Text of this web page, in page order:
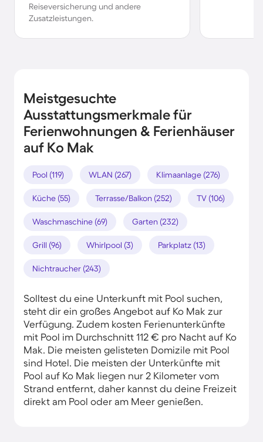
Reiseversicherung und andere
Zusatzleistungen.
Meistgesuchte
Ausstattungsmerkmale für
Ferienwohnungen & Ferienhäuser
auf Ko Mak
Pool (119) WLAN (267) Klimaanlage (276)
Küche (55) Terrasse/Balkon (252) TV (106)
Waschmaschine (69) Garten (232)
Grill (96) Whirlpool (3) Parkplatz (13)
Nichtraucher (243)
Solltest du eine Unterkunft mit Pool suchen,
steht dir ein großes Angebot auf Ko Mak zur
Verfügung. Zudem kosten Ferienunterkünfte
mit Pool im Durchschnitt 112 € pro Nacht auf Ko
Mak. Die meisten gelisteten Domizile mit Pool
sind Hotel. Die meisten der Unterkünfte mit
Pool auf Ko Mak liegen nur 2 Kilometer vom
Strand entfernt, daher kannst du deine Freizeit
direkt am Pool oder am Meer genießen.